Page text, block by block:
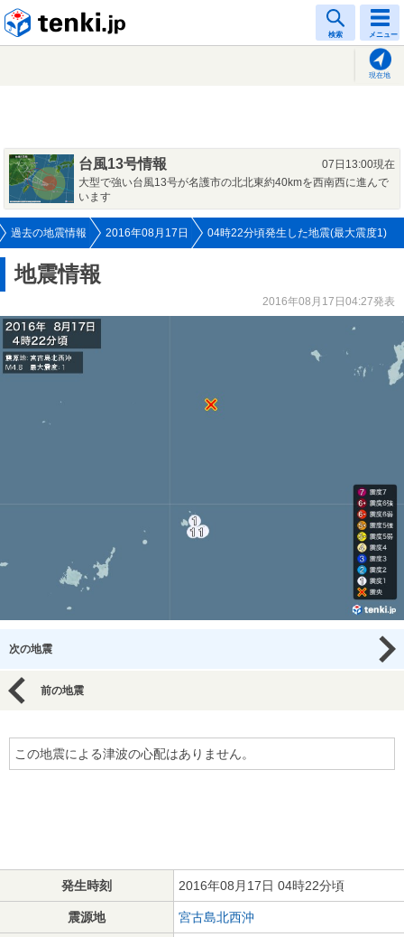
検索 メニュー
現在地
台風13号情報
07日13:00現在
大型で強い台風13号が名護市の北北東約40kmを西南西に進んで
います
過去の地震情報 2016年08月17日 04時22分頃発生した地震(最大震度1)
地震情報
2016年08月17日04:27発表
次の地震
前の地震
この地震による津波の心配はありません。
発生時刻 2016年08月17日 04時22分頃
震源地 宮古島北西沖